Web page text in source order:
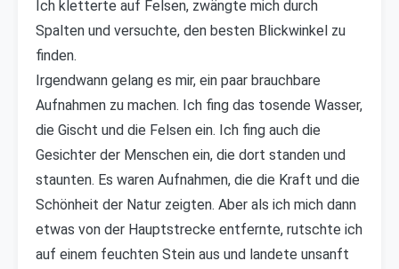
Ich kletterte auf Felsen, zwängte mich durch
Spalten und versuchte, den besten Blickwinkel zu
finden.
Irgendwann gelang es mir, ein paar brauchbare
Aufnahmen zu machen. Ich fing das tosende Wasser,
die Gischt und die Felsen ein. Ich fing auch die
Gesichter der Menschen ein, die dort standen und
staunten. Es waren Aufnahmen, die die Kraft und die
Schönheit der Natur zeigten. Aber als ich mich dann
etwas von der Hauptstrecke entfernte, rutschte ich
auf einem feuchten Stein aus und landete unsanft